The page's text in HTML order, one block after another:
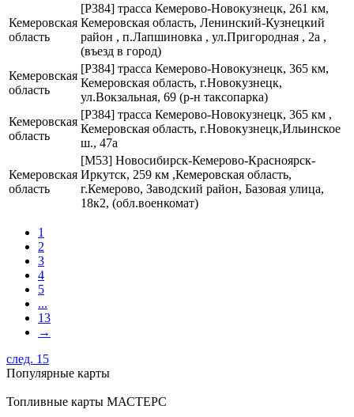
Кемеровская
область
[Р384] трасса Кемерово-Новокузнецк, 261 км,
Кемеровская область, Ленинский-Кузнецкий
район , п.Лапшиновка , ул.Пригородная , 2а ,
(въезд в город)
Кемеровская
область
[Р384] трасса Кемерово-Новокузнецк, 365 км,
Кемеровская область, г.Новокузнецк,
ул.Вокзальная, 69 (р-н таксопарка)
Кемеровская
область
[Р384] трасса Кемерово-Новокузнецк, 365 км ,
Кемеровская область, г.Новокузнецк,Ильинское
ш., 47а
Кемеровская
область
[М53] Новосибирск-Кемерово-Красноярск-
Иркутск, 259 км ,Кемеровская область,
г.Кемерово, Заводский район, Базовая улица,
18к2, (обл.военкомат)
1
2
3
4
5
...
13
→
след. 15
Популярные карты
Топливные карты МАСТЕРС